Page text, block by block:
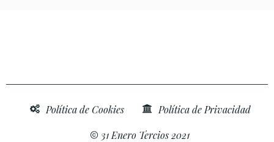
Política de Cookies
Política de Privacidad
31 Enero Tercios 2021